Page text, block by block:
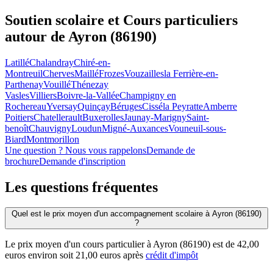
Soutien scolaire et Cours particuliers
autour de Ayron (86190)
LatilléChalandrayChiré-en-
MontreuilChervesMailléFrozesVouzaillesla Ferrière-en-
ParthenayVouilléThénezay
VaslesVilliersBoivre-la-ValléeChampigny en
RochereauYversayQuinçayBérugesCisséla PeyratteAmberre
PoitiersChatelleraultBuxerollesJaunay-MarignySaint-
benoîtChauvignyLoudunMigné-AuxancesVouneuil-sous-
BiardMontmorillon
Une question ? Nous vous rappelonsDemande de
brochureDemande d'inscription
Les questions fréquentes
Quel est le prix moyen d'un accompagnement scolaire à Ayron (86190)
?
Le prix moyen d'un cours particulier à Ayron (86190) est de 42,00
euros environ soit 21,00 euros après crédit d'impôt